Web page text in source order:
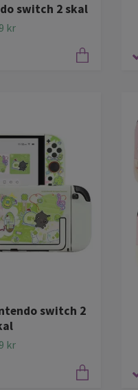
switch 2 skal
kr
switch 2
kr